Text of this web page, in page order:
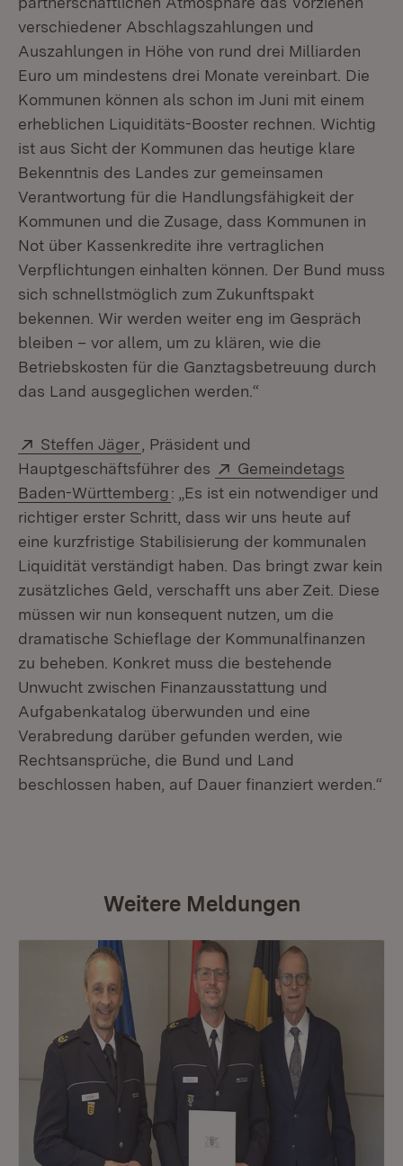
verschiedener Abschlagszahlungen und
Auszahlungen in Höhe von rund drei Milliarden
Euro um mindestens drei Monate vereinbart. Die
Kommunen können als schon im Juni mit einem
erheblichen Liquiditäts-Booster rechnen. Wichtig
ist aus Sicht der Kommunen das heutige klare
Bekenntnis des Landes zur gemeinsamen
Verantwortung für die Handlungsfähigkeit der
Kommunen und die Zusage, dass Kommunen in
Not über Kassenkredite ihre vertraglichen
Verpflichtungen einhalten können. Der Bund muss
sich schnellstmöglich zum Zukunftspakt
bekennen. Wir werden weiter eng im Gespräch
bleiben – vor allem, um zu klären, wie die
Betriebskosten für die Ganztagsbetreuung durch
das Land ausgeglichen werden.“
Extern:
Steffen Jäger (Öffnet in neuem Fenster)
, Präsident und
Hauptgeschäftsführer des
Extern:
Gemeindetags
Baden-Württemberg(Öffnet in neuem Fenster)
: „Es ist ein notwendiger und
richtiger erster Schritt, dass wir uns heute auf
eine kurzfristige Stabilisierung der kommunalen
Liquidität verständigt haben. Das bringt zwar kein
zusätzliches Geld, verschafft uns aber Zeit. Diese
müssen wir nun konsequent nutzen, um die
dramatische Schieflage der Kommunalfinanzen
zu beheben. Konkret muss die bestehende
Unwucht zwischen Finanzausstattung und
Aufgabenkatalog überwunden und eine
Verabredung darüber gefunden werden, wie
Rechtsansprüche, die Bund und Land
beschlossen haben, auf Dauer finanziert werden.“
Weitere Meldungen